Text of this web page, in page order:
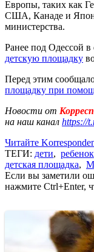
Европы, таких как
США, Канаде и
министерства.
Ранее под Одессой
детскую площадку
Перед этим
площадку при
Новости от
на наш канал https://
Читайте
ТЕГИ: дети, ребенок
детская площадка,
Если вы заметили
нажмите Ctrl+Enter,